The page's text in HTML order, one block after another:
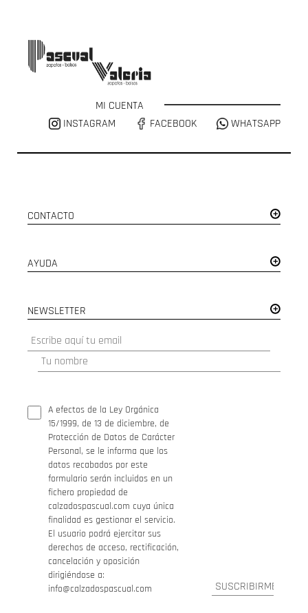
MI CUENTA
INSTAGRAM
FACEBOOK WHATSAPP
CONTACTO
AYUDA
NEWSLETTER
A efectos de la Ley Orgánica
15/1999, de 13 de diciembre, de
Protección de Datos de Carácter
Personal, se le informa que los
datos recabados por este
formulario serán incluidos en un
fichero propiedad de
calzadospascual.com cuya única
finalidad es gestionar el servicio.
El usuario podrá ejercitar sus
derechos de acceso, rectificación,
cancelación y oposición
dirigiéndose a:
info@calzadospascual.com